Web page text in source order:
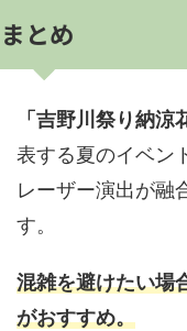
まとめ
「吉野川祭り納涼
表する夏のイベン
レーザー演出が融
す。
混雑を避けたい場
がおすすめ。